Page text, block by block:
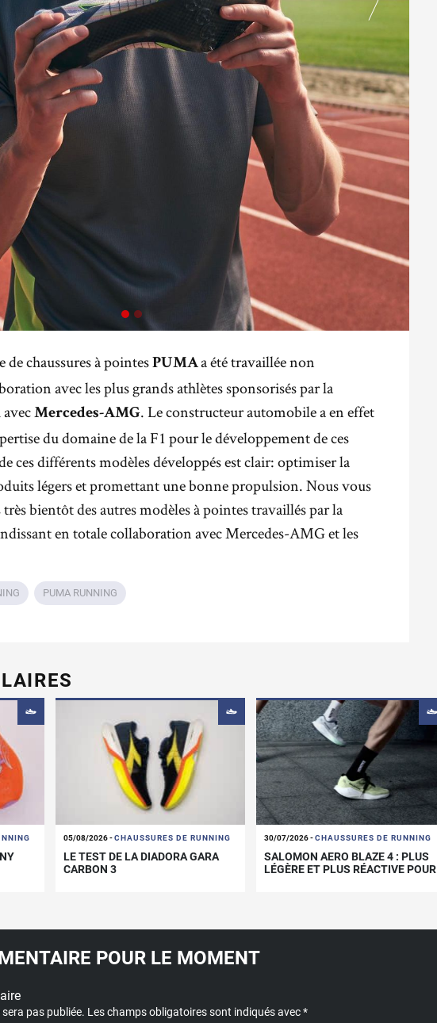
chaussures à pointes PUMAa été travaillée non
avec les plus grands athlètes sponsorisés par la
Mercedes-AMG. Le constructeur automobile a en effet
du domaine de la F1 pour le développement de ces
ces différents modèles développés est clair: optimiser la
légers et promettant une bonne propulsion. Nous vous
bientôt des autres modèles à pointes travaillés par la
en totale collaboration avec Mercedes-AMG et les
PUMA RUNNING
05/08/2026-CHAUSSURES DE RUNNING
LE TEST DE LA DIADORA GARA
CARBON 3
30/07/2026-CHAUSSURES DE RUNNING
SALOMON AERO BLAZE 4 : PLUS
LÉGÈRE ET PLUS RÉACTIVE POUR
POUR LE MOMENT
pas publiée. Les champs obligatoires sont indiqués avec*